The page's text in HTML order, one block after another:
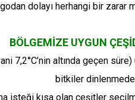
dolayı herhangi bir
BÖLGEMİZE UYGUN
7,2°C’nin altında geçen
bitkiler
isteği kısa olan çeşitler